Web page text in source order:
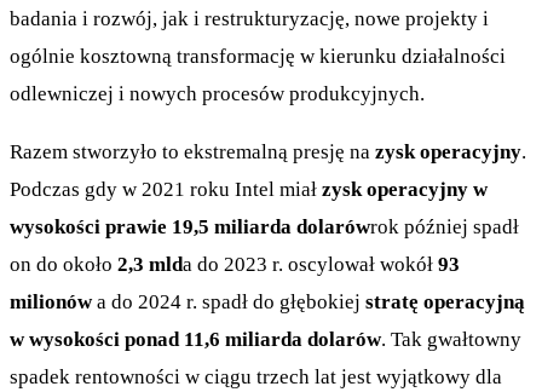
badania i rozwój, jak i restrukturyzację, nowe projekty i
ogólnie kosztowną transformację w kierunku działalności
odlewniczej i nowych procesów produkcyjnych.
Razem stworzyło to ekstremalną presję na zysk operacyjny.
Podczas gdy w 2021 roku Intel miał zysk operacyjny w
wysokości prawie 19,5 miliarda dolarówrok później spadł
on do około 2,3 mlda do 2023 r. oscylował wokół 93
milionówa do 2024 r. spadł do głębokiej stratę operacyjną
w wysokości ponad 11,6 miliarda dolarów. Tak gwałtowny
spadek rentowności w ciągu trzech lat jest wyjątkowy dla